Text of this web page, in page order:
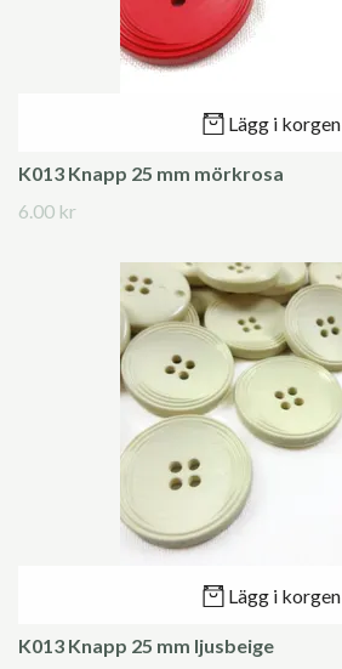
Lägg i korgen
K013 Knapp 25 mm mörkrosa
6.00 kr
Lägg i korgen
K013 Knapp 25 mm ljusbeige